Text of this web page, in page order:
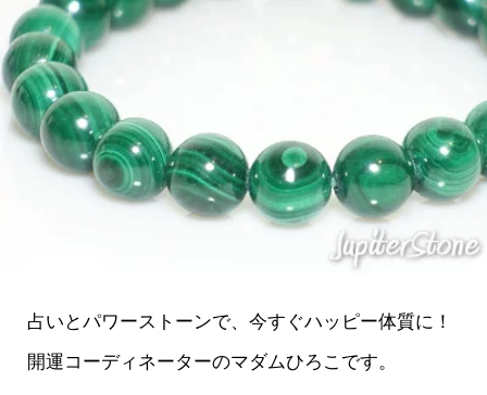
占いとパワーストーンで、今すぐハッピー体質に！
開運コーディネーターのマダムひろこです。